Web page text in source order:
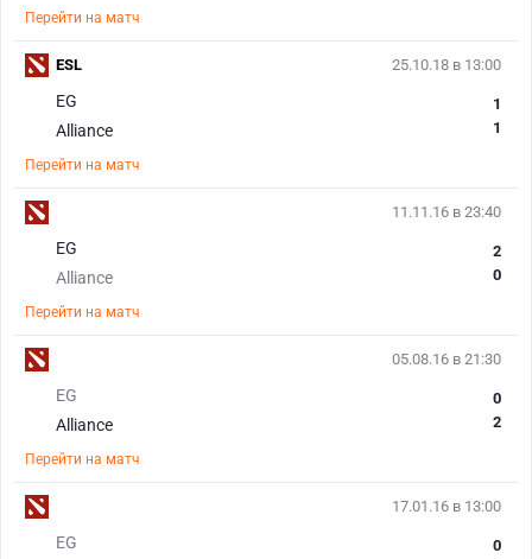
Перейти на матч
25.10.18 в 13:00
EG
Alliance
1
1
Перейти на матч
ESL
11.11.16 в 23:40
EG
Alliance
2
0
Перейти на матч
05.08.16 в 21:30
EG
Alliance
0
2
Перейти на матч
17.01.16 в 13:00
EG
0